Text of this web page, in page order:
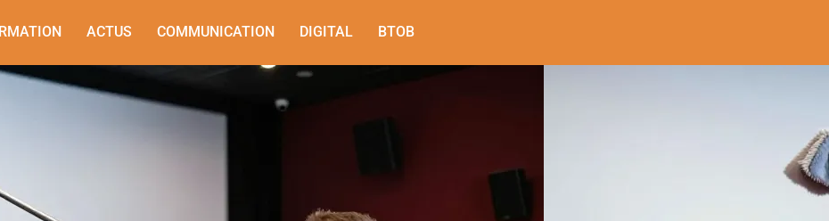
ACTUS COMMUNICATION DIGITAL BTOB